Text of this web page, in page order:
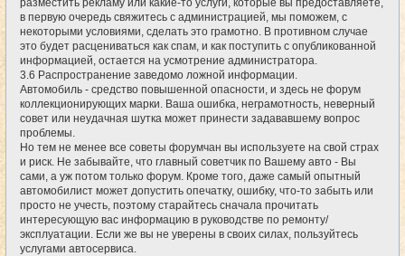
разместить рекламу или какие-то услуги, которые вы предоставляете,
в первую очередь свяжитесь с администрацией, мы поможем, с
некоторыми условиями, сделать это грамотно. В противном случае
это будет расцениваться как спам, и как поступить с опубликованной
информацией, остается на усмотрение администратора.
3.6 Распространение заведомо ложной информации.
Автомобиль - средство повышенной опасности, и здесь не форум
коллекционирующих марки. Ваша ошибка, неграмотность, неверный
совет или неудачная шутка может принести задававшему вопрос
проблемы.
Но тем не менее все советы форумчан вы используете на свой страх
и риск. Не забывайте, что главный советчик по Вашему авто - Вы
сами, а уж потом только форум. Кроме того, даже самый опытный
автомобилист может допустить опечатку, ошибку, что-то забыть или
просто не учесть, поэтому старайтесь сначала прочитать
интересующую вас информацию в руководстве по ремонту/
эксплуатации. Если же вы не уверены в своих силах, пользуйтесь
услугами автосервиса.